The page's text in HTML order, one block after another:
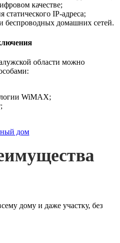
качестве;
IP-адреса;
беспроводных домашних сетей.
области можно
WiMAX;
дом
дому и даже участку, без